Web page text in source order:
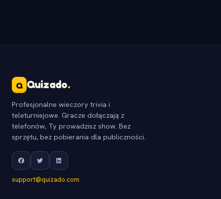
Q Quizado.
Profesjonalne wieczory trivia i
teleturniejowe. Gracze dołączają z
telefonów, Ty prowadzisz show. Bez
sprzętu, bez pobierania dla publiczności.
support@quizado.com